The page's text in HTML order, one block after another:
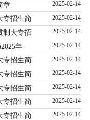
章 2025-02-14
专招生简 2025-02-14
制大专招 2025-02-14
年 2025-02-14
专招生简 2025-02-14
专招生简 2025-02-14
专招生简 2025-02-14
专招生简 2025-02-14
专招生简 2025-02-14